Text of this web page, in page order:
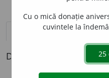
definiții (1)
Definiția cu ID-ul
Cu o mică donație
cuvintele la